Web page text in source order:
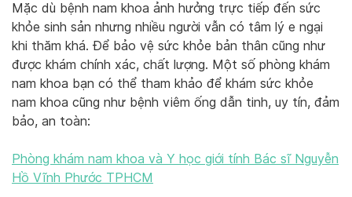
Mặc dù bệnh nam khoa ảnh hưởng trực tiếp đến sức
khỏe sinh sản nhưng nhiều người vẫn có tâm lý e ngại
khi thăm khá. Để bảo vệ sức khỏe bản thân cũng như
được khám chính xác, chất lượng. Một số phòng khám
nam khoa bạn có thể tham khảo để khám sức khỏe
nam khoa cũng như bệnh viêm ống dẫn tinh, uy tín, đảm
bảo, an toàn:
Phòng khám nam khoa và Y học giới tính Bác sĩ Nguyễn
Hồ Vĩnh Phước TPHCM